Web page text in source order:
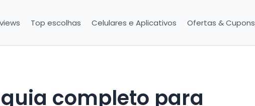
Top escolhas Celulares e Aplicativos Ofertas & Cupons
completo para